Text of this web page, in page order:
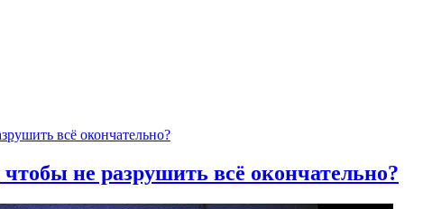
не разрушить всё окончательно?